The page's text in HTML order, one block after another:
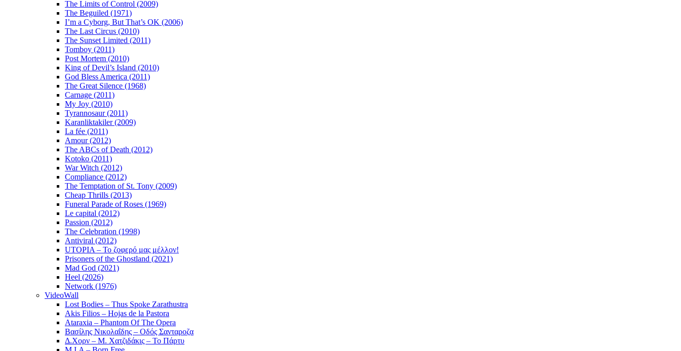
The Limits of Control (2009)
The Beguiled (1971)
I’m a Cyborg, But That’s OK (2006)
The Last Circus (2010)
The Sunset Limited (2011)
Tomboy (2011)
Post Mortem (2010)
King of Devil’s Island (2010)
God Bless America (2011)
The Great Silence (1968)
Carnage (2011)
My Joy (2010)
Tyrannosaur (2011)
Karanliktakiler (2009)
La fée (2011)
Amour (2012)
The ABCs of Death (2012)
Kotoko (2011)
War Witch (2012)
Compliance (2012)
The Temptation of St. Tony (2009)
Cheap Thrills (2013)
Funeral Parade of Roses (1969)
Le capital (2012)
Passion (2012)
The Celebration (1998)
Antiviral (2012)
UTOPIA – Το ζοφερό μας μέλλον!
Prisoners of the Ghostland (2021)
Mad God (2021)
Heel (2026)
Network (1976)
VideoWall
Lost Bodies – Thus Spoke Zarathustra
Akis Filios – Hojas de la Pastora
Ataraxia – Phantom Of The Opera
Βασίλης Νικολαΐδης – Οδός Σανταροζα
Δ.Χορν – Μ. Χατζιδάκις – Το Πάρτυ